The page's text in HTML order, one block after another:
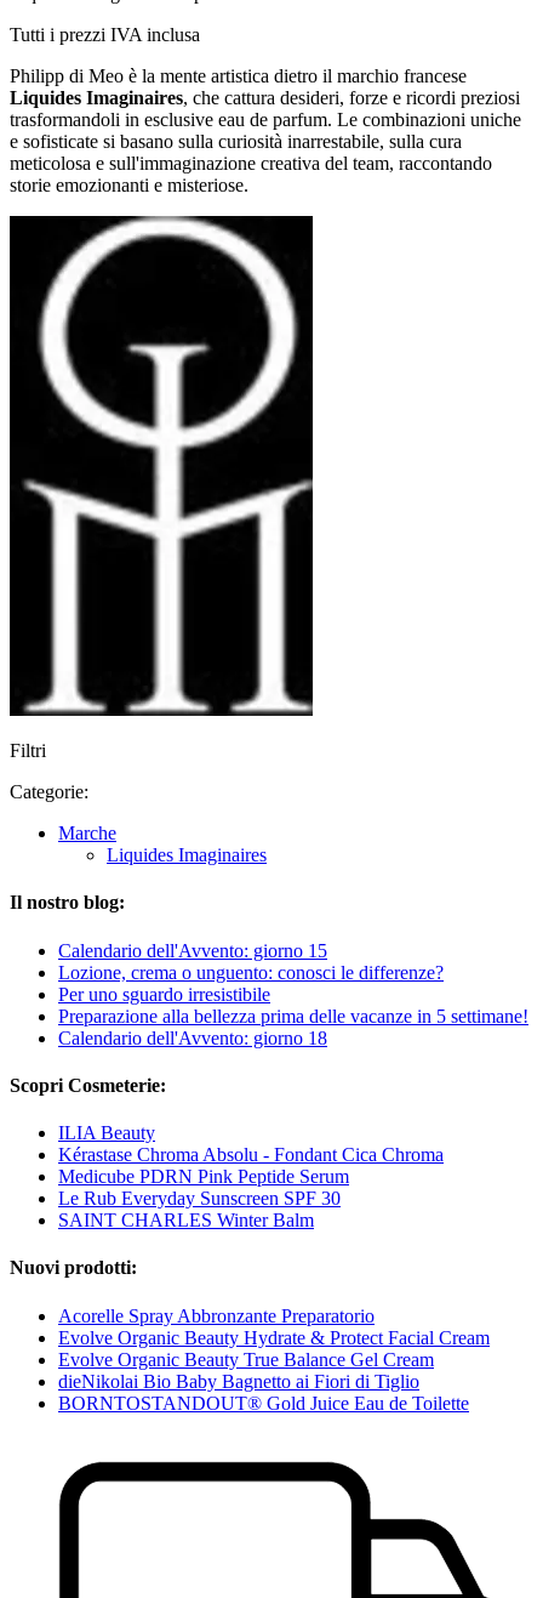
Tutti i prezzi IVA inclusa
Philipp di Meo è la mente artistica dietro il marchio francese
Liquides Imaginaires, che cattura desideri, forze e ricordi preziosi
trasformandoli in esclusive eau de parfum. Le combinazioni uniche
e sofisticate si basano sulla curiosità inarrestabile, sulla cura
meticolosa e sull'immaginazione creativa del team, raccontando
storie emozionanti e misteriose.
Filtri
Categorie:
Marche
Liquides Imaginaires
Il nostro blog:
Calendario dell'Avvento: giorno 15
Lozione, crema o unguento: conosci le differenze?
Per uno sguardo irresistibile
Preparazione alla bellezza prima delle vacanze in 5 settimane!
Calendario dell'Avvento: giorno 18
Scopri Cosmeterie:
ILIA Beauty
Kérastase Chroma Absolu - Fondant Cica Chroma
Medicube PDRN Pink Peptide Serum
Le Rub Everyday Sunscreen SPF 30
SAINT CHARLES Winter Balm
Nuovi prodotti:
Acorelle Spray Abbronzante Preparatorio
Evolve Organic Beauty Hydrate & Protect Facial Cream
Evolve Organic Beauty True Balance Gel Cream
dieNikolai Bio Baby Bagnetto ai Fiori di Tiglio
BORNTOSTANDOUT® Gold Juice Eau de Toilette